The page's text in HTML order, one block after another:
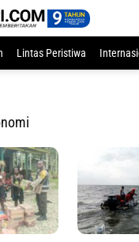
Lintas Peristiwa